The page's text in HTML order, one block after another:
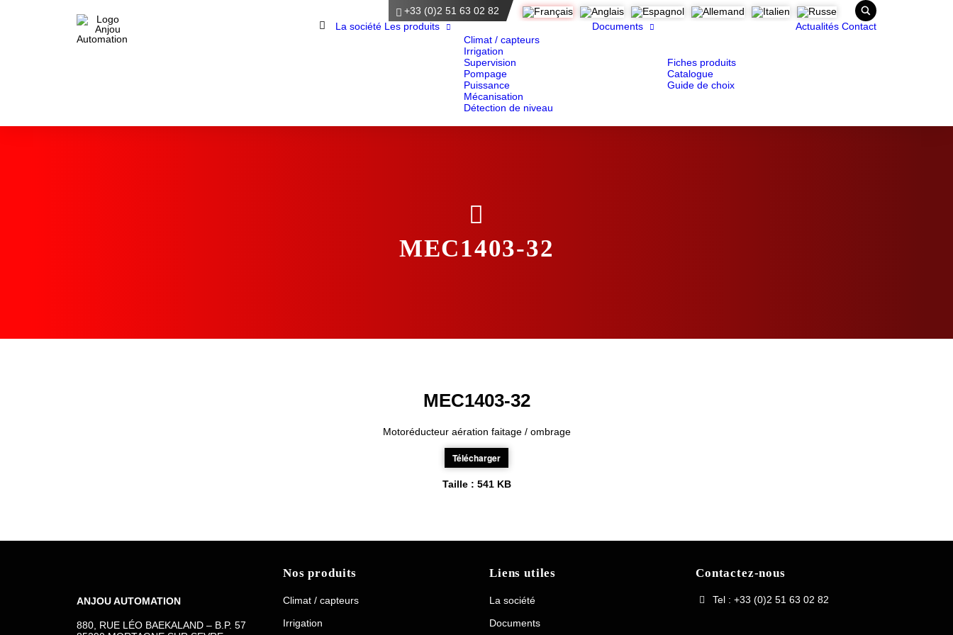
+33 (0)2 51 63 02 82
Accueil
La société Les produits
Climat / capteurs
Irrigation
Supervision
Pompage
Puissance
Mécanisation
Détection de niveau
Documents
Fiches produits
Catalogue
Guide de choix
Actualités Contact
MEC1403-32
MEC1403-32
Motoréducteur aération faitage / ombrage
Télécharger
Taille : 541 KB
ANJOU AUTOMATION
880, RUE LÉO BAEKALAND – B.P. 57
Nos produits
Climat / capteurs
Irrigation
Liens utiles
La société
Documents
Contactez-nous
Tel : +33 (0)2 51 63 02 82